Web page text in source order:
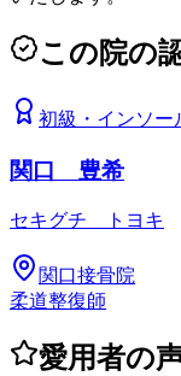
この院の
初級 ・ インソー
関口 豊希
セキグチ トヨキ
関口接骨院
柔道整復師
愛用者の